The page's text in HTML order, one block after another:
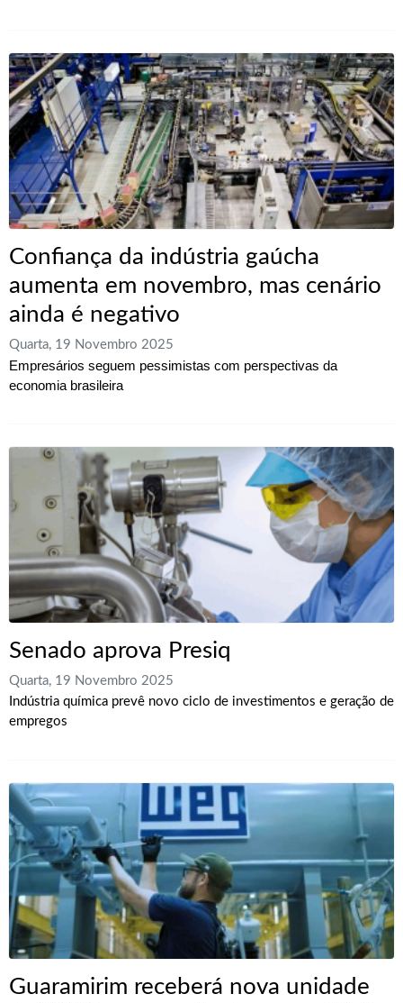
Confiança da indústria gaúcha
aumenta em novembro, mas cenário
ainda é negativo
Quarta, 19 Novembro 2025
Empresários seguem pessimistas com perspectivas da
economia brasileira
Senado aprova Presiq
Quarta, 19 Novembro 2025
Indústria química prevê novo ciclo de investimentos e geração de
empregos
Guaramirim receberá nova unidade